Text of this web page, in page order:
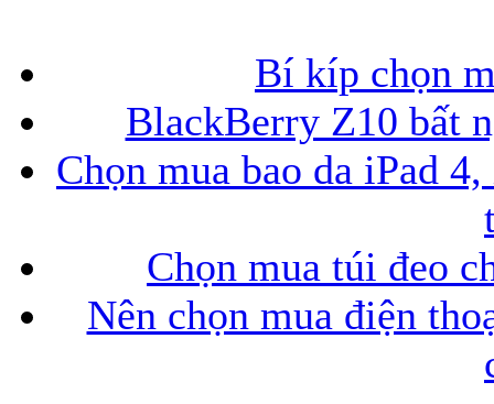
Bí kíp chọn
BlackBerry Z10 bất
Chọn mua bao da iPad
Chọn mua túi đeo
Nên chọn mua điện